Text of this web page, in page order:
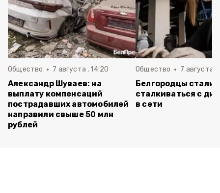
Общество 7 августа , 14:20
Александр Шуваев: на
выплату компенсаций
пострадавших автомобилей
направили свыше 50 млн
рублей
Общество 7 августа ,
Белгородцы стали
сталкиваться с
в сети